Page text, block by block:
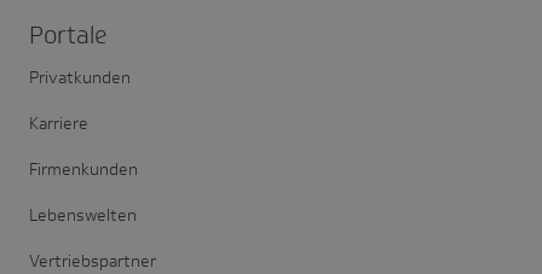
Portale
Privatkunden
Karriere
Firmenkunden
Lebenswelten
Vertriebspartner